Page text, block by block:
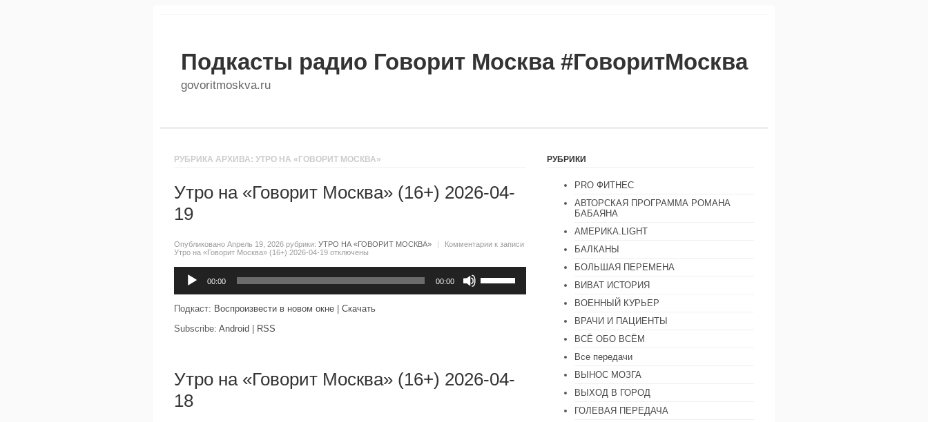
Подкасты радио Говорит Москва #ГоворитМосква
govoritmoskva.ru
РУБРИКА АРХИВА: УТРО НА «ГОВОРИТ МОСКВА»
Утро на «Говорит Москва» (16+) 2026-04-
19
Опубликовано Апрель 19, 2026 рубрики: УТРО НА «ГОВОРИТ МОСКВА» | Комментарии к записи
Утро на «Говорит Москва» (16+) 2026-04-19 отключены
00:00 00:00
клавиши
Подкаст: Воспроизвести в новом окне
Скачать
Subscribe: Android RSS
Утро на «Говорит Москва» (16+) 2026-04-
18
РУБРИКИ
PRO ФИТНЕС
АВТОРСКАЯ ПРОГРАММА РОМАНА
БАБАЯНА
АМЕРИКА.LIGHT
БАЛКАНЫ
БОЛЬШАЯ ПЕРЕМЕНА
ВИВАТ ИСТОРИЯ
ВОЕННЫЙ КУРЬЕР
ВРАЧИ И ПАЦИЕНТЫ
ВСЁ ОБО ВСЁМ
Все передачи
ВЫНОС МОЗГА
ВЫХОД В ГОРОД
ГОЛЕВАЯ ПЕРЕДАЧА